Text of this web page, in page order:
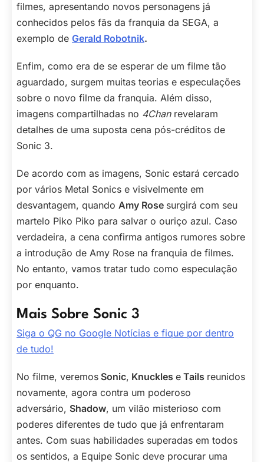
filmes, apresentando novos personagens já
conhecidos pelos fãs da franquia da SEGA, a
exemplo de Gerald Robotnik.
Enfim, como era de se esperar de um filme tão
aguardado, surgem muitas teorias e especulações
sobre o novo filme da franquia. Além disso,
imagens compartilhadas no 4Chanrevelaram
detalhes de uma suposta cena pós-créditos de
Sonic 3.
De acordo com as imagens, Sonic estará cercado
por vários Metal Sonics e visivelmente em
desvantagem, quando Amy Rose surgirá com seu
martelo Piko Piko para salvar o ouriço azul. Caso
verdadeira, a cena confirma antigos rumores sobre
a introdução de Amy Rose na franquia de filmes.
No entanto, vamos tratar tudo como especulação
por enquanto.
Mais Sobre Sonic 3
Siga o QG no Google Notícias e fique por dentro
de tudo!
No filme, veremos Sonic, Knuckles e Tails reunidos
novamente, agora contra um poderoso
adversário, Shadow, um vilão misterioso com
poderes diferentes de tudo que já enfrentaram
antes. Com suas habilidades superadas em todos
os sentidos, a Equipe Sonic deve procurar uma